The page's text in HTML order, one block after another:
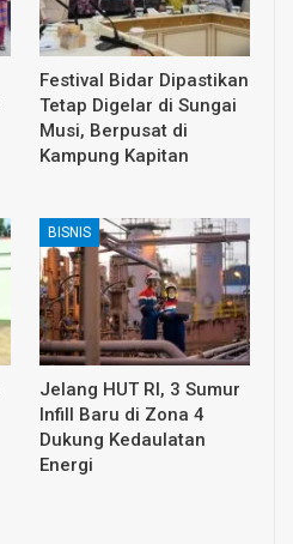
Festival Bidar Dipastikan
Tetap Digelar di Sungai
Musi, Berpusat di
Kampung Kapitan
BISNIS
Jelang HUT RI, 3 Sumur
Infill Baru di Zona 4
Dukung Kedaulatan
Energi